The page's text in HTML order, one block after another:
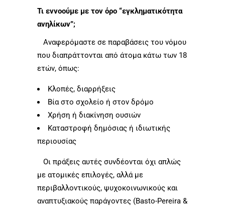
Τι εννοούμε με τον όρο “εγκληματικότητα
ανηλίκων”;
Αναφερόμαστε σε παραβάσεις του νόμου
που διαπράττονται από άτομα κάτω των 18
ετών, όπως:
Κλοπές, διαρρήξεις
Βία στο σχολείο ή στον δρόμο
Χρήση ή διακίνηση ουσιών
Καταστροφή δημόσιας ή ιδιωτικής
περιουσίας
Οι πράξεις αυτές συνδέονται όχι απλώς
με ατομικές επιλογές, αλλά με
περιβαλλοντικούς, ψυχοκοινωνικούς και
αναπτυξιακούς παράγοντες (Basto-Pereira &